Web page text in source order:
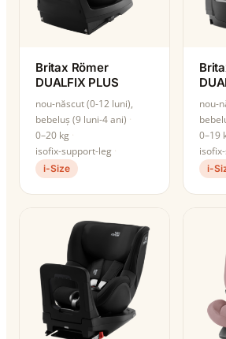
Britax Römer
DUALFIX PLUS
nou-născut (0-12 luni),
bebeluș (9 luni-4 ani)
0–20 kg
isofix-support-leg
i-Size
nou-
0–19
i-